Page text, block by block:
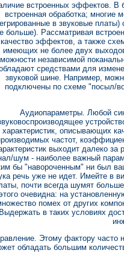
встроенных эффектов. В
встроенная обработка; многие
в звуковые
больше). Рассматривая
эффектов, а также
имеющих не более двух
независимой
средствами для
звуковой шине. Например,
подключены по схеме "посыл/
Аудиопараметры. Любой
характеристик, описывающих
частот,
выходит далеко за
шум - наиболее важный
бы "навороченным" ни был
речь уже не идет. Имейте в
почти всегда шумят
очевидна: на
помех от других
Выдержать в таких условиях
Этому фактору часто
обладать большим